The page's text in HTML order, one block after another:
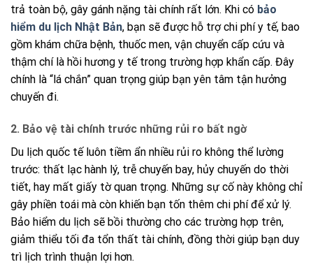
trả toàn bộ, gây gánh nặng tài chính rất lớn. Khi có bảo
hiểm du lịch Nhật Bản, bạn sẽ được hỗ trợ chi phí y tế, bao
gồm khám chữa bệnh, thuốc men, vận chuyển cấp cứu và
thậm chí là hồi hương y tế trong trường hợp khẩn cấp. Đây
chính là “lá chắn” quan trọng giúp bạn yên tâm tận hưởng
chuyến đi.
2. Bảo vệ tài chính trước những rủi ro bất ngờ
Du lịch quốc tế luôn tiềm ẩn nhiều rủi ro không thể lường
trước: thất lạc hành lý, trễ chuyến bay, hủy chuyến do thời
tiết, hay mất giấy tờ quan trọng. Những sự cố này không chỉ
gây phiền toái mà còn khiến bạn tốn thêm chi phí để xử lý.
Bảo hiểm du lịch sẽ bồi thường cho các trường hợp trên,
giảm thiểu tối đa tổn thất tài chính, đồng thời giúp bạn duy
trì lịch trình thuận lợi hơn.